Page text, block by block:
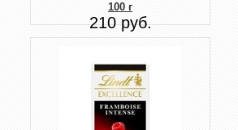
100 г
210 руб.